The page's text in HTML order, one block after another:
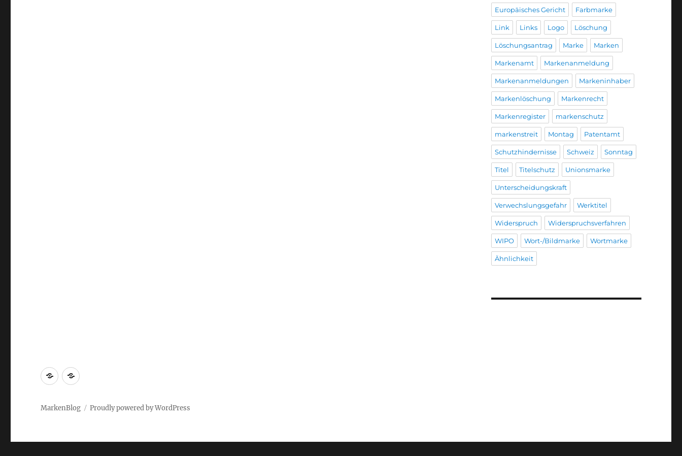
Europäisches Gericht Farbmarke
Link Links Logo Löschung
Löschungsantrag Marke Marken
Markenamt Markenanmeldung
Markenanmeldungen Markeninhaber
Markenlöschung Markenrecht
Markenregister markenschutz
markenstreit Montag Patentamt
Schutzhindernisse Schweiz Sonntag
Titel Titelschutz Unionsmarke
Unterscheidungskraft
Verwechslungsgefahr Werktitel
Widerspruch Widerspruchsverfahren
WIPO Wort-/Bildmarke Wortmarke
Ähnlichkeit
Markenrecherche
Gastbeiträge
MarkenBlog Proudly powered by WordPress